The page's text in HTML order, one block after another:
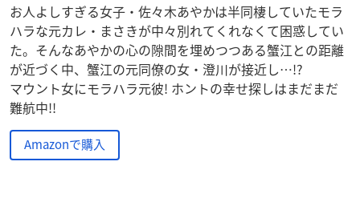
お人よしすぎる女子・佐々木あやかは半同棲していたモラ
ハラな元カレ・まさきが中々別れてくれなくて困惑してい
た。そんなあやかの心の隙間を埋めつつある蟹江との距離
が近づく中、蟹江の元同僚の女・澄川が接近し…!?
マウント女にモラハラ元彼! ホントの幸せ探しはまだまだ
難航中!!
Amazonで購入